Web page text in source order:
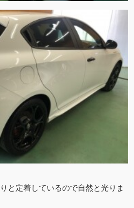
と定着しているので自然と光りま